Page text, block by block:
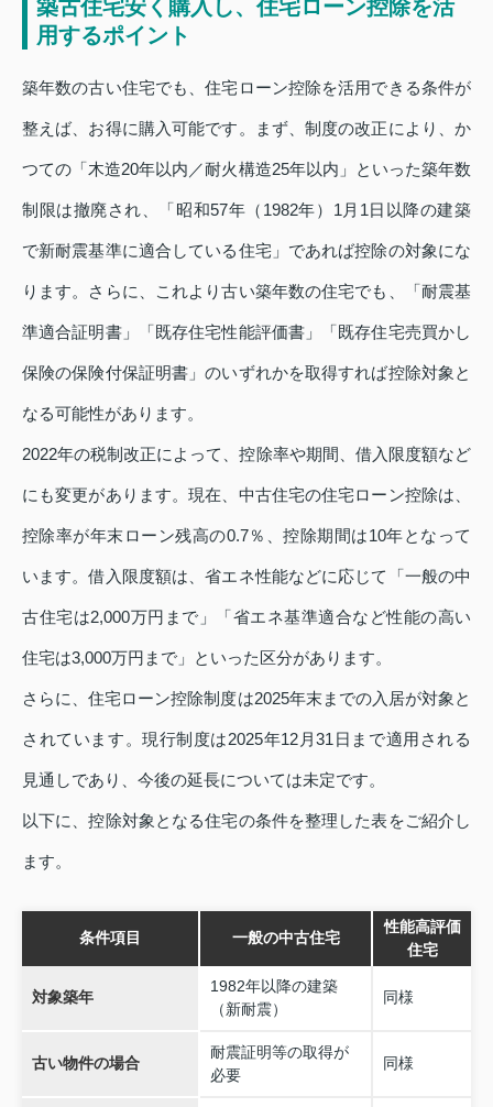
築古住宅安く購入し、住宅ローン控除を活
用するポイント
築年数の古い住宅でも、住宅ローン控除を活用できる条件が
整えば、お得に購入可能です。まず、制度の改正により、か
つての「木造20年以内／耐火構造25年以内」といった築年数
制限は撤廃され、「昭和57年（1982年）1月1日以降の建築
で新耐震基準に適合している住宅」であれば控除の対象にな
ります。さらに、これより古い築年数の住宅でも、「耐震基
準適合証明書」「既存住宅性能評価書」「既存住宅売買かし
保険の保険付保証明書」のいずれかを取得すれば控除対象と
なる可能性があります。
2022年の税制改正によって、控除率や期間、借入限度額など
にも変更があります。現在、中古住宅の住宅ローン控除は、
控除率が年末ローン残高の0.7％、控除期間は10年となって
います。借入限度額は、省エネ性能などに応じて「一般の中
古住宅は2,000万円まで」「省エネ基準適合など性能の高い
住宅は3,000万円まで」といった区分があります。
さらに、住宅ローン控除制度は2025年末までの入居が対象と
されています。現行制度は2025年12月31日まで適用される
見通しであり、今後の延長については未定です。
以下に、控除対象となる住宅の条件を整理した表をご紹介し
ます。
条件項目 一般の中古住宅
性能高評価
住宅
対象築年
1982年以降の建築
（新耐震）
同様
古い物件の場合
耐震証明等の取得が
必要
同様